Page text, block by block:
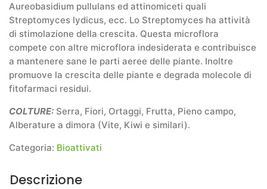
Aureobasidium pullulans ed attinomiceti quali
Streptomyces lydicus, ecc. Lo Streptomyces ha attività
di stimolazione della crescita. Questa microflora
compete con altre microflora indesiderata e contribuisce
a mantenere sane le parti aeree delle piante. Inoltre
promuove la crescita delle piante e degrada molecole di
fitofarmaci residui.
COLTURE: Serra, Fiori, Ortaggi, Frutta, Pieno campo,
Alberature a dimora (Vite, Kiwi e similari).
Categoria: Bioattivati
Descrizione